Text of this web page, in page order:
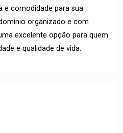
e comodidade para sua
organizado e com
excelente opção para quem
e qualidade de vida.